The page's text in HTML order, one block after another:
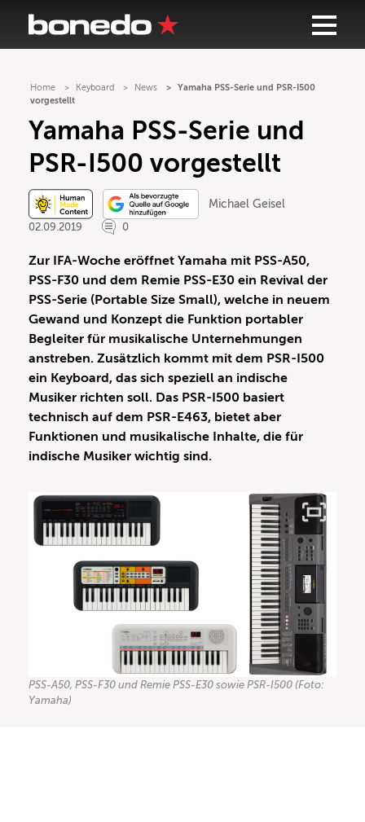
Home Keyboard News
Yamaha PSS-Serie und PSR-I500
vorgestellt
Yamaha PSS-Serie und
PSR-I500 vorgestellt
Michael Geisel
02.09.2019
0
Zur IFA-Woche eröffnet Yamaha mit PSS-A50,
PSS-F30 und dem Remie PSS-E30 ein Revival der
PSS-Serie (Portable Size Small), welche in neuem
Gewand und Konzept die Funktion portabler
Begleiter für musikalische Unternehmungen
anstreben. Zusätzlich kommt mit dem PSR-I500
ein Keyboard, das sich speziell an indische
Musiker richten soll. Das PSR-I500 basiert
technisch auf dem PSR-E463, bietet aber
Funktionen und musikalische Inhalte, die für
indische Musiker wichtig sind.
PSS-A50, PSS-F30 und Remie PSS-E30 sowie PSR-I500 (Foto:
Yamaha)